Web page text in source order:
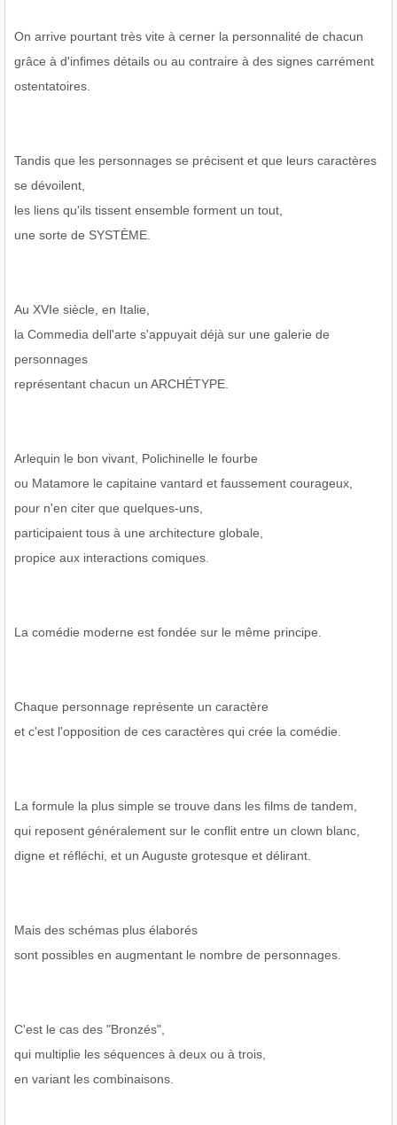
On arrive pourtant très vite à cerner la personnalité de chacun
grâce à d'infimes détails ou au contraire à des signes carrément
ostentatoires.
Tandis que les personnages se précisent et que leurs caractères
se dévoilent,
les liens qu'ils tissent ensemble forment un tout,
une sorte de SYSTÈME.
Au XVIe siècle, en Italie,
la Commedia dell'arte s'appuyait déjà sur une galerie de
personnages
représentant chacun un ARCHÉTYPE.
Arlequin le bon vivant, Polichinelle le fourbe
ou Matamore le capitaine vantard et faussement courageux,
pour n'en citer que quelques-uns,
participaient tous à une architecture globale,
propice aux interactions comiques.
La comédie moderne est fondée sur le même principe.
Chaque personnage représente un caractère
et c'est l'opposition de ces caractères qui crée la comédie.
La formule la plus simple se trouve dans les films de tandem,
qui reposent généralement sur le conflit entre un clown blanc,
digne et réfléchi, et un Auguste grotesque et délirant.
Mais des schémas plus élaborés
sont possibles en augmentant le nombre de personnages.
C'est le cas des "Bronzés",
qui multiplie les séquences à deux ou à trois,
en variant les combinaisons.